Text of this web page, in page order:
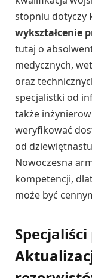
stopniu dotyczy
wykształcenie
tutaj o
medycznych,
oraz
specjalistki od
także
weryfikować
od
Nowoczesna
kompetencji,
może być